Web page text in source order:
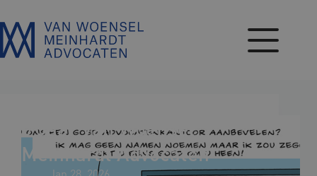
content
5 Jaar Van Woensel
Meinhardt Advocaten